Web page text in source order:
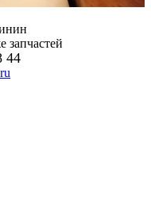
запчастей
44